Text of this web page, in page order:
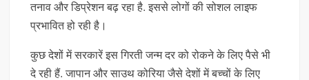
तनाव और डिप्रेशन बढ़ रहा है. इससे लोगों की सोशल लाइफ
प्रभावित हो रही है।
कुछ देशों में सरकारें इस गिरती जन्म दर को रोकने के लिए पैसे भी
दे रही हैं. जापान और साउथ कोरिया जैसे देशों में बच्चों के लिए